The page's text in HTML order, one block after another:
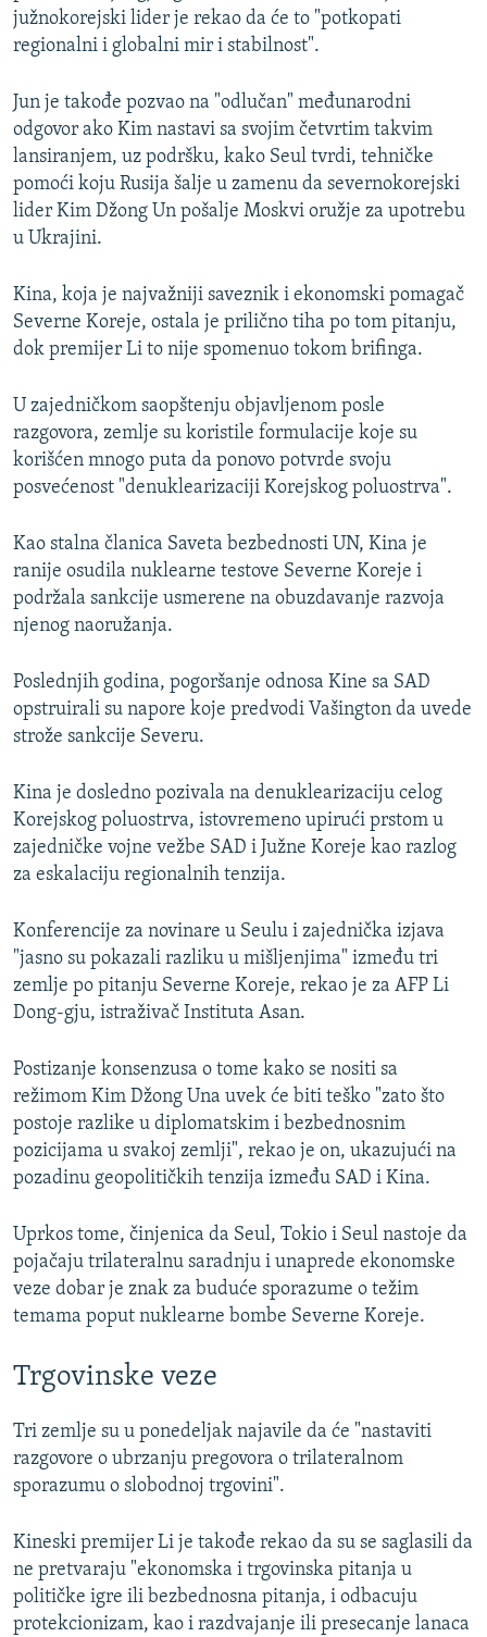
južnokorejski lider je rekao da će to "potkopati
regionalni i globalni mir i stabilnost".
Jun je takođe pozvao na "odlučan" međunarodni
odgovor ako Kim nastavi sa svojim četvrtim takvim
lansiranjem, uz podršku, kako Seul tvrdi, tehničke
pomoći koju Rusija šalje u zamenu da severnokorejski
lider Kim Džong Un pošalje Moskvi oružje za upotrebu
u Ukrajini.
Kina, koja je najvažniji saveznik i ekonomski pomagač
Severne Koreje, ostala je prilično tiha po tom pitanju,
dok premijer Li to nije spomenuo tokom brifinga.
U zajedničkom saopštenju objavljenom posle
razgovora, zemlje su koristile formulacije koje su
korišćen mnogo puta da ponovo potvrde svoju
posvećenost "denuklearizaciji Korejskog poluostrva".
Kao stalna članica Saveta bezbednosti UN, Kina je
ranije osudila nuklearne testove Severne Koreje i
podržala sankcije usmerene na obuzdavanje razvoja
njenog naoružanja.
Poslednjih godina, pogoršanje odnosa Kine sa SAD
opstruirali su napore koje predvodi Vašington da uvede
strože sankcije Severu.
Kina je dosledno pozivala na denuklearizaciju celog
Korejskog poluostrva, istovremeno upirući prstom u
zajedničke vojne vežbe SAD i Južne Koreje kao razlog
za eskalaciju regionalnih tenzija.
Konferencije za novinare u Seulu i zajednička izjava
"jasno su pokazali razliku u mišljenjima" između tri
zemlje po pitanju Severne Koreje, rekao je za AFP Li
Dong-gju, istraživač Instituta Asan.
Postizanje konsenzusa o tome kako se nositi sa
režimom Kim Džong Una uvek će biti teško "zato što
postoje razlike u diplomatskim i bezbednosnim
pozicijama u svakoj zemlji", rekao je on, ukazujući na
pozadinu geopolitičkih tenzija između SAD i Kina.
Uprkos tome, činjenica da Seul, Tokio i Seul nastoje da
pojačaju trilateralnu saradnju i unaprede ekonomske
veze dobar je znak za buduće sporazume o težim
temama poput nuklearne bombe Severne Koreje.
Trgovinske veze
Tri zemlje su u ponedeljak najavile da će "nastaviti
razgovore o ubrzanju pregovora o trilateralnom
sporazumu o slobodnoj trgovini".
Kineski premijer Li je takođe rekao da su se saglasili da
ne pretvaraju "ekonomska i trgovinska pitanja u
političke igre ili bezbednosna pitanja, i odbacuju
protekcionizam, kao i razdvajanje ili presecanje lanaca